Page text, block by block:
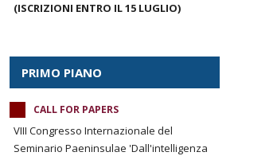
(ISCRIZIONI ENTRO IL 15 LUGLIO)
PRIMO PIANO
CALL FOR PAPERS
VIII Congresso Internazionale del
Seminario Paeninsulae 'Dall'intelligenza